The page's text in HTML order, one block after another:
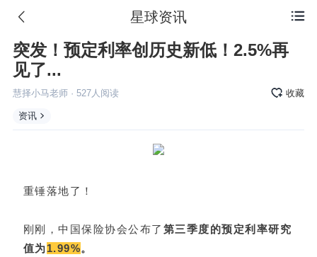
 星球资讯
突发！预定利率创历史新低！2.5%再
见了...
慧择小马老师· 527人阅读 收藏
资讯
重锤落地了！
刚刚，中国保险协会公布了 第三季度的预定利率研究
值为1.99%。